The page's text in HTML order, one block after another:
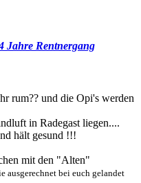
Jahre Rentnergang
rum?? und die Opi's werden
in Radegast liegen....
hält gesund !!!
mit den "Alten"
ausgerechnet bei euch gelandet